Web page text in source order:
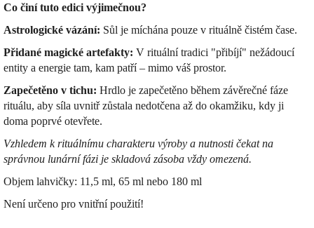
Co činí tuto edici výjimečnou?
Astrologické vázání: Sůl je míchána pouze v rituálně čistém čase.
Přidané magické artefakty: V rituální tradici "přibíjí" nežádoucí
entity a energie tam, kam patří – mimo váš prostor.
Zapečetěno v tichu: Hrdlo je zapečetěno během závěrečné fáze
rituálu, aby síla uvnitř zůstala nedotčena až do okamžiku, kdy ji
doma poprvé otevřete.
Vzhledem k rituálnímu charakteru výroby a nutnosti čekat na
správnou lunární fázi je skladová zásoba vždy omezená.
Objem lahvičky: 11,5 ml, 65 ml nebo 180 ml
Není určeno pro vnitřní použití!